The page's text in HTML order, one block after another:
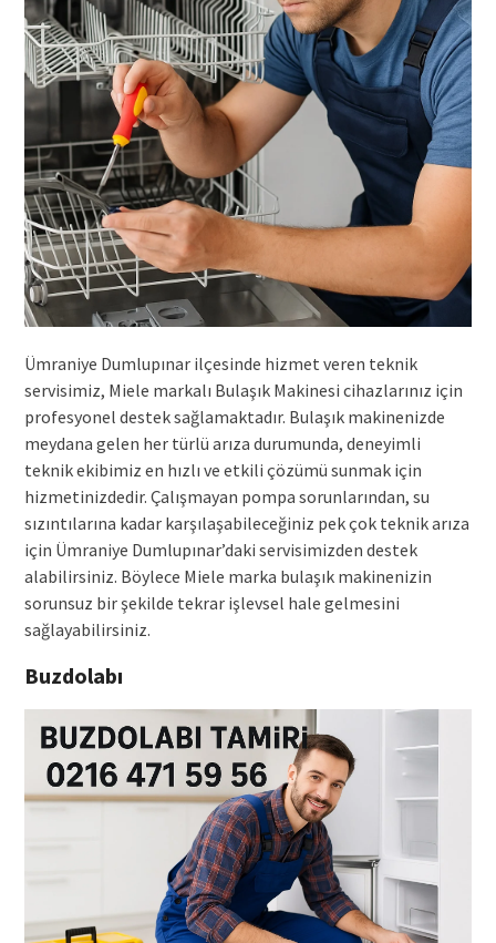
Ümraniye Dumlupınar ilçesinde hizmet veren teknik
servisimiz, Miele markalı Bulaşık Makinesi cihazlarınız için
profesyonel destek sağlamaktadır. Bulaşık makinenizde
meydana gelen her türlü arıza durumunda, deneyimli
teknik ekibimiz en hızlı ve etkili çözümü sunmak için
hizmetinizdedir. Çalışmayan pompa sorunlarından, su
sızıntılarına kadar karşılaşabileceğiniz pek çok teknik arıza
için Ümraniye Dumlupınar’daki servisimizden destek
alabilirsiniz. Böylece Miele marka bulaşık makinenizin
sorunsuz bir şekilde tekrar işlevsel hale gelmesini
sağlayabilirsiniz.
Buzdolabı